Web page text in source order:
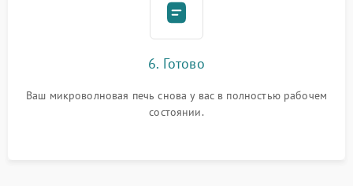
6. Готово
Ваш микроволновая печь снова у вас в полностью рабочем
состоянии.